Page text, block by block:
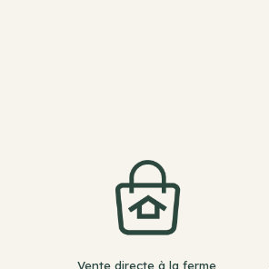
Vente directe à la ferme